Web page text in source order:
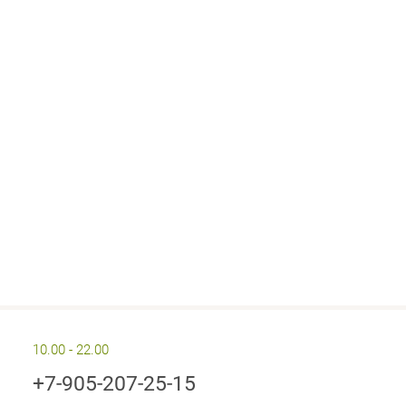
10.00 - 22.00
+7-905-207-25-15